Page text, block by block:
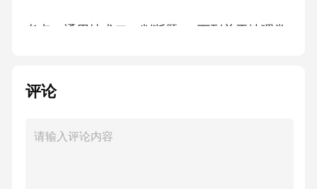
考点：通用技术二、判断题5、下列关于地理常
A、苏伊士运河沟通了地中海与红海
B、格陵兰岛是世界上最大的岛屿，位于北美洲
评论